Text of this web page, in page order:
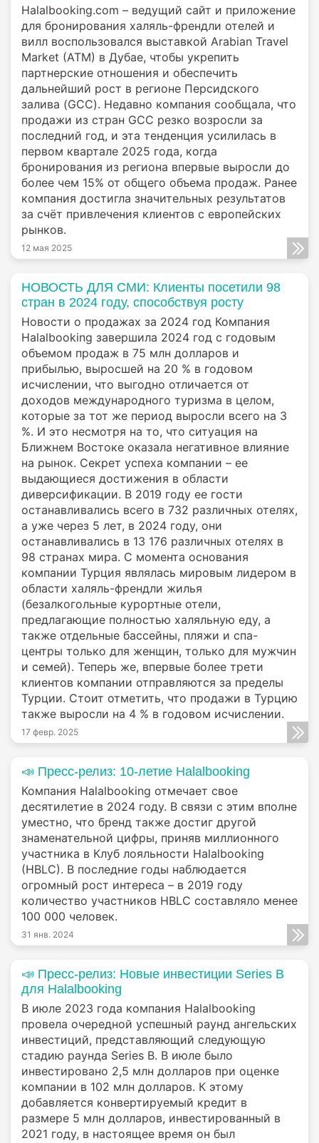
Halalbooking.com – ведущий сайт и приложение
для бронирования халяль-френдли отелей и
вилл воспользовался выставкой Arabian Travel
Market (ATM) в Дубае, чтобы укрепить
партнерские отношения и обеспечить
дальнейший рост в регионе Персидского
залива (GCC). Недавно компания сообщала, что
продажи из стран GCC резко возросли за
последний год, и эта тенденция усилилась в
первом квартале 2025 года, когда
бронирования из региона впервые выросли до
более чем 15% от общего объема продаж. Ранее
компания достигла значительных результатов
за счёт привлечения клиентов с европейских
рынков.
12 мая 2025
НОВОСТЬ ДЛЯ СМИ: Клиенты посетили 98
стран в 2024 году, способствуя росту
Новости о продажах за 2024 год Компания
Halalbooking завершила 2024 год с годовым
объемом продаж в 75 млн долларов и
прибылью, выросшей на 20 % в годовом
исчислении, что выгодно отличается от
доходов международного туризма в целом,
которые за тот же период выросли всего на 3
%. И это несмотря на то, что ситуация на
Ближнем Востоке оказала негативное влияние
на рынок. Секрет успеха компании – ее
выдающиеся достижения в области
диверсификации. В 2019 году ее гости
останавливались всего в 732 различных отелях,
а уже через 5 лет, в 2024 году, они
останавливались в 13 176 различных отелях в
98 странах мира. С момента основания
компании Турция являлась мировым лидером в
области халяль-френдли жилья
(безалкогольные курортные отели,
предлагающие полностью халяльную еду, а
также отдельные бассейны, пляжи и спа-
центры только для женщин, только для мужчин
и семей). Теперь же, впервые более трети
клиентов компании отправляются за пределы
Турции. Стоит отметить, что продажи в Турцию
также выросли на 4 % в годовом исчислении.
17 февр. 2025
📣 Пресс-релиз: 10-летие Halalbooking
Компания Halalbooking отмечает свое
десятилетие в 2024 году. В связи с этим вполне
уместно, что бренд также достиг другой
знаменательной цифры, приняв миллионного
участника в Клуб лояльности Halalbooking
(HBLC). В последние годы наблюдается
огромный рост интереса – в 2019 году
количество участников HBLC составляло менее
100 000 человек.
31 янв. 2024
📣 Пресс-релиз: Новые инвестиции Series B
для Halalbooking
В июле 2023 года компания Halalbooking
провела очередной успешный раунд ангельских
инвестиций, представляющий следующую
стадию раунда Series B. В июле было
инвестировано 2,5 млн долларов при оценке
компании в 102 млн долларов. К этому
добавляется конвертируемый кредит в
размере 5 млн долларов, инвестированный в
2021 году, в настоящее время он был